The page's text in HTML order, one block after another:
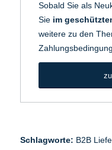
Sobald Sie als
Sie im
weitere zu den
Schlagworte: B2B